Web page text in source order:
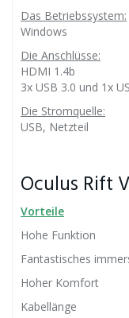
Das Betriebssystem:
Windows
Die Anschlüsse:
HDMI 1.4b
3x USB 3.0 und 1x
Die Stromquelle:
USB, Netzteil
Oculus Rift
Vorteile
Hohe Funktion
Fantastisches
Hoher Komfort
Kabellänge